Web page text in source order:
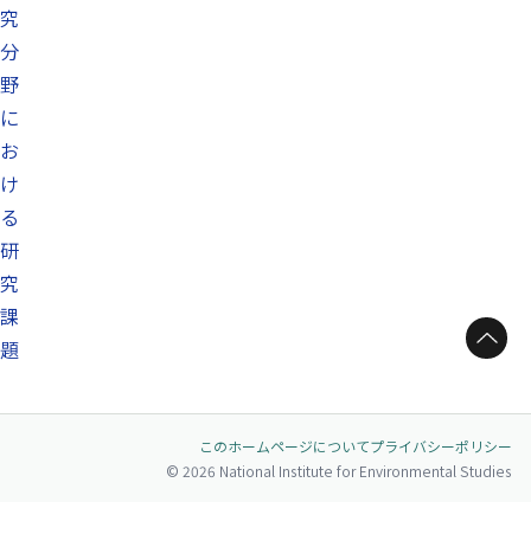
究
分
野
に
お
け
る
研
究
課
題
ページトップへ
このホームページについてプライバシーポリシー
© 2026 National Institute for Environmental Studies